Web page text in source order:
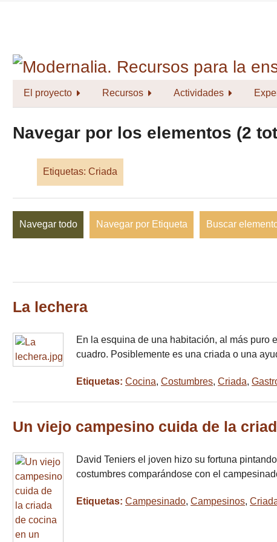
El proyecto Recursos Actividades
Navegar por los elementos (2
Etiquetas: Criada
Navegar todo Navegar por Etiqueta Buscar
La lechera
En la esquina de una habitación, al más puro
cuadro. Posiblemente es una criada o una
Etiquetas: Cocina, Costumbres, Criada,
Un viejo campesino cuida de la
David Teniers el joven hizo su fortuna
costumbres comparándose con el
Etiquetas: Campesinado, Campesinos,